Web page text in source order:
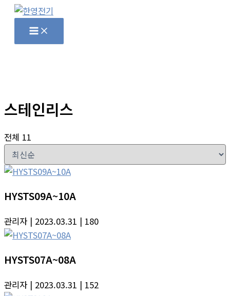
기
스테인리스
전체 11
HYSTS09A~10A
관리자 | 2023.03.31 | 180
HYSTS07A~08A
관리자 | 2023.03.31 | 152